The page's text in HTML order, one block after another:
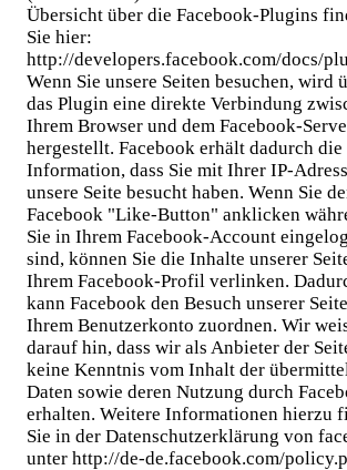
Übersicht über die Facebook-Plugins
Sie hier:
http://developers.facebook.com/docs/
Wenn Sie unsere Seiten besuchen, wird
das Plugin eine direkte Verbindung
Ihrem Browser und dem Facebook-
hergestellt. Facebook erhält dadurch die
Information, dass Sie mit Ihrer IP-
unsere Seite besucht haben. Wenn Sie
Facebook "Like-Button" anklicken
Sie in Ihrem Facebook-Account
sind, können Sie die Inhalte unserer
Ihrem Facebook-Profil verlinken.
kann Facebook den Besuch unserer
Ihrem Benutzerkonto zuordnen. Wir
darauf hin, dass wir als Anbieter der
keine Kenntnis vom Inhalt der
Daten sowie deren Nutzung durch
erhalten. Weitere Informationen hierzu
Sie in der Datenschutzerklärung von
unter http://de-de.facebook.com/